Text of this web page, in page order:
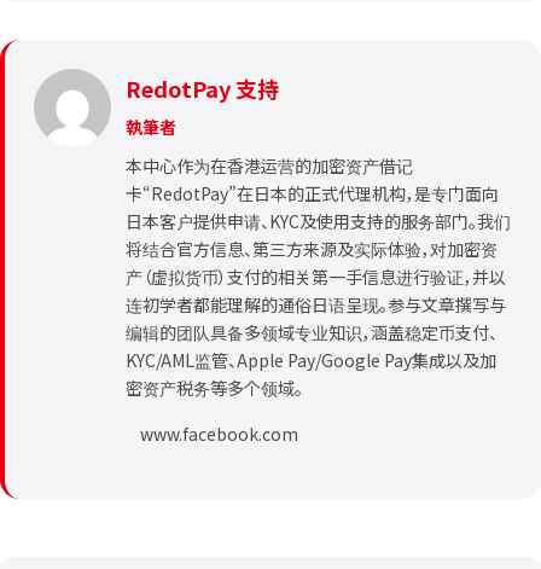
RedotPay 支持
執筆者
本中心作为在香港运营的加密资产借记
卡“RedotPay”在日本的正式代理机构，是专门面向
日本客户提供申请、KYC及使用支持的服务部门。我们
将结合官方信息、第三方来源及实际体验，对加密资
产（虚拟货币）支付的相关第一手信息进行验证，并以
连初学者都能理解的通俗日语呈现。参与文章撰写与
编辑的团队具备多领域专业知识，涵盖稳定币支付、
KYC/AML监管、Apple Pay/Google Pay集成以及加
密资产税务等多个领域。
www.facebook.com